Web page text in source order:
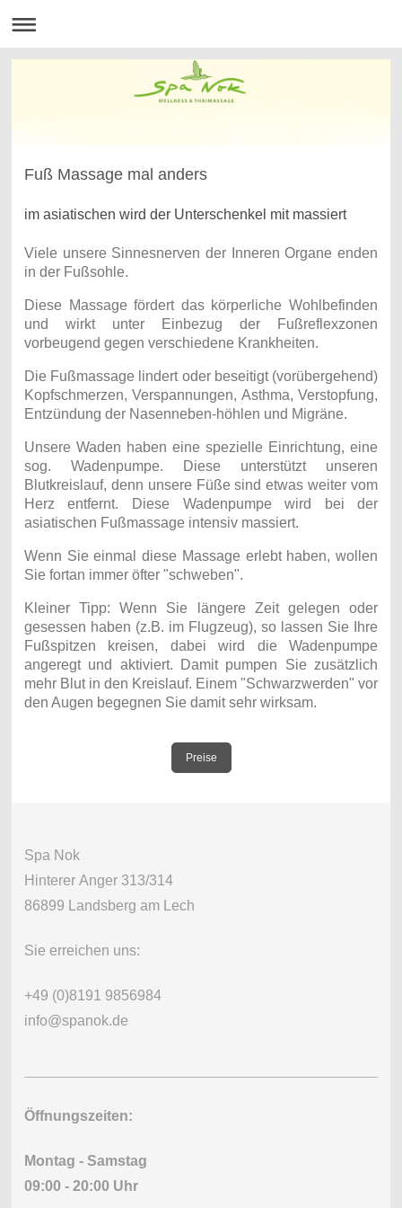
Fuß Massage mal anders
im asiatischen wird der Unterschenkel mit massiert
Viele unsere Sinnesnerven der Inneren Organe enden
in der Fußsohle.
Diese Massage fördert das körperliche Wohlbefinden
und wirkt unter Einbezug der Fußreflexzonen
vorbeugend gegen verschiedene Krankheiten.
Die Fußmassage lindert oder beseitigt (vorübergehend)
Kopfschmerzen, Verspannungen, Asthma, Verstopfung,
Entzündung der Nasenneben-höhlen und Migräne.
Unsere Waden haben eine spezielle Einrichtung, eine
sog. Wadenpumpe. Diese unterstützt unseren
Blutkreislauf, denn unsere Füße sind etwas weiter vom
Herz entfernt. Diese Wadenpumpe wird bei der
asiatischen Fußmassage intensiv massiert.
Wenn Sie einmal diese Massage erlebt haben, wollen
Sie fortan immer öfter "schweben".
Kleiner Tipp: Wenn Sie längere Zeit gelegen oder
gesessen haben (z.B. im Flugzeug), so lassen Sie Ihre
Fußspitzen kreisen, dabei wird die Wadenpumpe
angeregt und aktiviert. Damit pumpen Sie zusätzlich
mehr Blut in den Kreislauf. Einem "Schwarzwerden" vor
den Augen begegnen Sie damit sehr wirksam.
Preise
Spa Nok
Hinterer Anger 313/314
86899 Landsberg am Lech
Sie erreichen uns:
+49 (0)8191 9856984
info@spanok.de
Öffnungszeiten:
Montag - Samstag
09:00 - 20:00 Uhr